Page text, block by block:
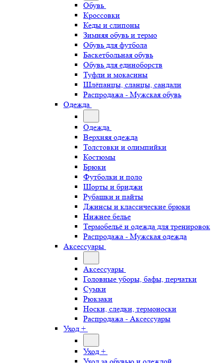
Обувь
Кроссовки
Кеды и слипоны
Зимняя обувь и термо
Обувь для футбола
Баскетбольная обувь
Обувь для единоборств
Туфли и мокасины
Шлёпанцы, сланцы, сандали
Распродажа - Мужская обувь
Одежда
Одежда
Верхняя одежда
Толстовки и олимпийки
Костюмы
Брюки
Футболки и поло
Шорты и бриджи
Рубашки и пайты
Джинсы и классические брюки
Нижнее белье
Термобельё и одежда для тренировок
Распродажа - Мужская одежда
Аксессуары
Аксессуары
Головные уборы, бафы, перчатки
Сумки
Рюкзаки
Носки, следки, термоноски
Распродажа - Аксессуары
Уход +
Уход +